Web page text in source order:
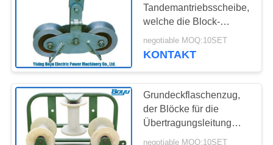
UNS
VERBINDUNG
NACHRICHTEN
Spannung, die
Ausrüstung aufreiht
28
Tandemantriebsscheibe,
welche die Block-
Übertragungsleitung
aufreiht Accessores und
negotiable MOQ:10SET
KONTAKT
Grundeckflaschenzug,
der Blöcke für die
Übertragungsleitung
aufreiht Zubehör mit Rad
negotiable MOQ:10SET